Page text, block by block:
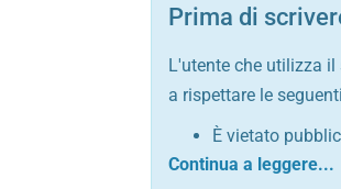
Prima di
L'utente che utilizza
a rispettare le
È vietato
comunque